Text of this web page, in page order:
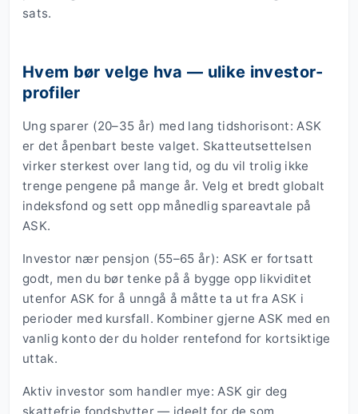
sats.
Hvem bør velge hva — ulike investor-
profiler
Ung sparer (20–35 år) med lang tidshorisont: ASK
er det åpenbart beste valget. Skatteutsettelsen
virker sterkest over lang tid, og du vil trolig ikke
trenge pengene på mange år. Velg et bredt globalt
indeksfond og sett opp månedlig spareavtale på
ASK.
Investor nær pensjon (55–65 år): ASK er fortsatt
godt, men du bør tenke på å bygge opp likviditet
utenfor ASK for å unngå å måtte ta ut fra ASK i
perioder med kursfall. Kombiner gjerne ASK med en
vanlig konto der du holder rentefond for kortsiktige
uttak.
Aktiv investor som handler mye: ASK gir deg
skattefrie fondsbytter — ideelt for de som